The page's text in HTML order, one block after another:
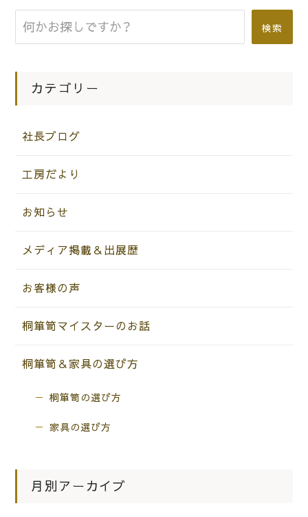
れます。
検索
カテゴリー
社長ブログ
工房だより
お知らせ
メディア掲載＆出展歴
お客様の声
桐箪笥マイスターのお話
桐箪笥＆家具の選び方
桐箪笥の選び方
家具の選び方
月別アーカイブ